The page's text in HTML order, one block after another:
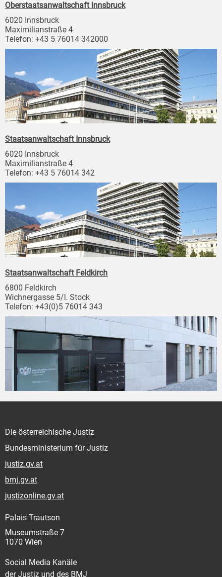
Oberstaatsanwaltschaft Innsbruck
6020 Innsbruck
Maximilianstraße 4
Telefon: +43 5 76014 342000
Staatsanwaltschaft Innsbruck
6020 Innsbruck
Maximilianstraße 4
Telefon: +43 5 76014 342
Staatsanwaltschaft Feldkirch
6800 Feldkirch
Wichnergasse 5/I. Stock
Telefon: +43(0)5 76014 343
Die österreichische Justiz
Bundesministerium für Justiz
justiz.gv.at
bmj.gv.at
justizonline.gv.at
Palais Trautson
Museumstraße 7
1070 Wien
Social Media Kanäle
der Justiz und des BMJ